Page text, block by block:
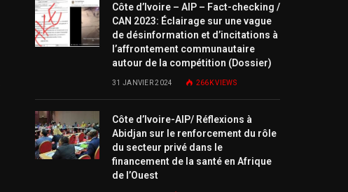
Côte d’Ivoire – AIP – Fact-checking /
CAN 2023: Éclairage sur une vague
de désinformation et d’incitations à
l’affrontement communautaire
autour de la compétition (Dossier)
31 JANVIER 2024 266KVIEWS
Côte d’Ivoire-AIP/ Réflexions à
Abidjan sur le renforcement du rôle
du secteur privé dans le
financement de la santé en Afrique
de l’Ouest